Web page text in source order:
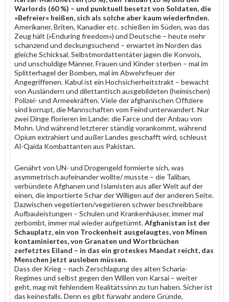
Warlords (60 %) – und punktuell besetzt von Soldaten, die
»Befreier« heißen, sich als solche aber kaum wiederfinden.
Amerikaner, Briten, Kanadier etc. schießen im Süden, was das
Zeug hält (»Enduring freedom«) und Deutsche – heute mehr
schanzend und deckungsuchend – erwartet im Norden das
gleiche Schicksal. Selbstmordattentäter jagen die Konvois,
und unschuldige Männer, Frauen und Kinder sterben – mal im
Splitterhagel der Bomben, mal im Abwehrfeuer der
Angegriffenen. Kabul ist ein Hochsicherheitstrakt – bewacht
von Ausländern und dilettantisch ausgebildeten (heimischen)
Polizei- und Armeekräften. Viele der afghanischen Offiziere
sind korrupt, die Mannschaften vom Feind unterwandert. Nur
zwei Dinge florieren im Lande: die Farce und der Anbau von
Mohn. Und während letzterer ständig vorankommt, während
Opium extrahiert und außer Landes geschafft wird, schleust
Al-Qaida Kombattanten aus Pakistan.
Genährt von UN- und Drogengeld formierte sich, was
asymmetrisch aufeinander wollte/ musste – die Taliban,
verbündete Afghanen und Islamisten aus aller Welt auf der
einen, die importierte Schar der Willigen auf der anderen Seite.
Dazwischen vegetierten/vegetieren schwer beschreibbare
Aufbauleistungen – Schulen und Krankenhäuser, immer mal
zerbombt, immer mal wieder aufgetürmt.Afghanistan ist der
Schauplatz, ein von Trockenheit ausgelaugtes, von Minen
kontaminiertes, von Granaten und Wortbrüchen
zerfetztes Eiland – in das ein groteskes Mandat reicht, das
Menschen jetzt ausleben müssen.
Dass der Krieg – nach Zerschlagung des alten Scharia-
Regimes und selbst gegen den Willen von Karsai – weiter
geht, mag mit fehlendem Realitätssinn zu tun haben. Sicher ist
das keinesfalls. Denn es gibt fürwahr andere Gründe,